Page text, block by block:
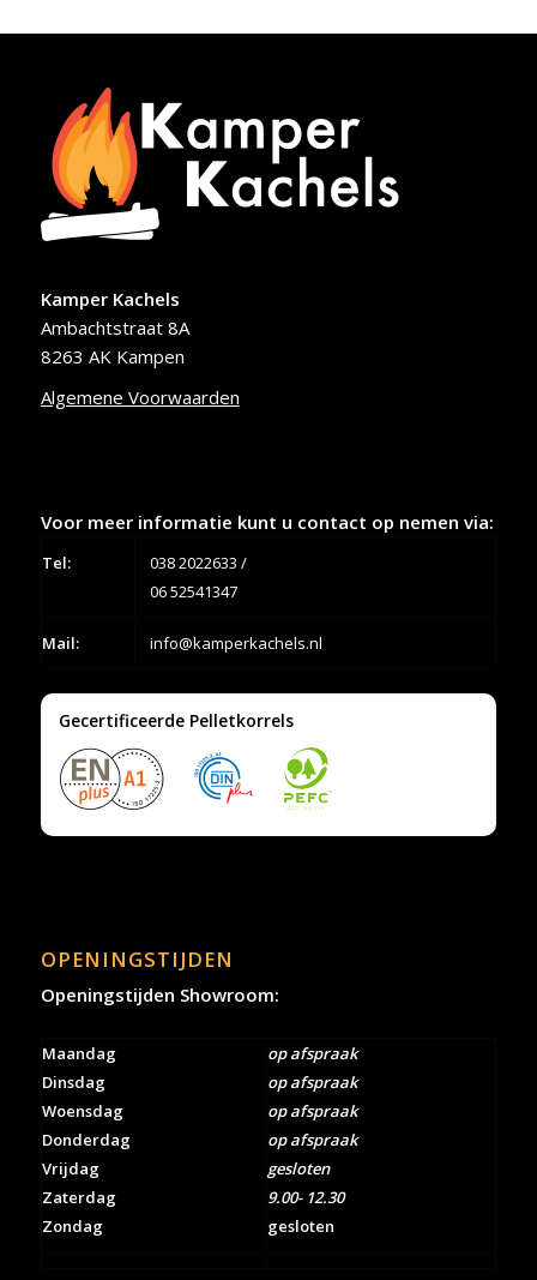
Kamper Kachels
Ambachtstraat 8A
8263 AK Kampen
Algemene Voorwaarden
Voor meer informatie kunt u contact op nemen via:
Tel: 038 2022633 /
06 52541347
Mail: info@kamperkachels.nl
Gecertificeerde Pelletkorrels
OPENINGSTIJDEN
Openingstijden Showroom:
Maandag
Dinsdag
Woensdag
Donderdag
Vrijdag
Zaterdag
Zondag
op afspraak
op afspraak
op afspraak
op afspraak
gesloten
9.00- 12.30
gesloten